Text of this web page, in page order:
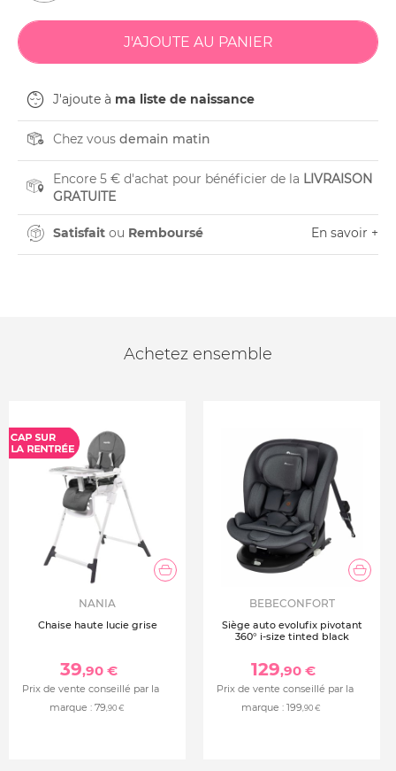
J'ajoute à ma liste de naissance
Chez vous demain matin
Encore 5 € d'achat pour bénéficier de la LIVRAISON
GRATUITE
Satisfait ou Remboursé En savoir +
Achetez ensemble
NANIA
Chaise haute lucie grise
39,90 €
Prix de vente conseillé par la
marque : 79,90 €
BEBECONFORT
Siège auto evolufix pivotant
360° i-size tinted black
129,90 €
Prix de vente conseillé par la
marque : 199,90 €